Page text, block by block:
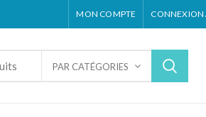
MON COMPTE CONNEXION
PAR CATÉGORIES